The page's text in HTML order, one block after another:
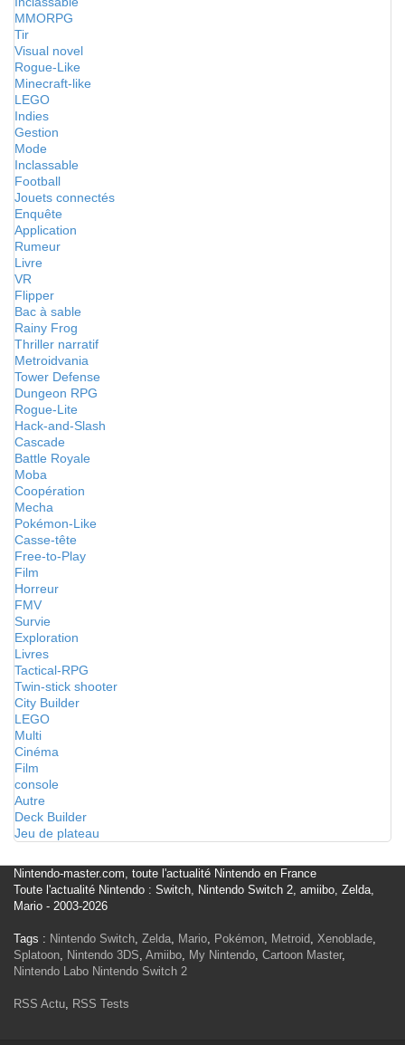
MMORPG
Tir
Visual novel
Rogue-Like
Minecraft-like
LEGO
Indies
Gestion
Mode
Inclassable
Football
Jouets connectés
Enquête
Application
Rumeur
Livre
VR
Flipper
Bac à sable
Rainy Frog
Thriller narratif
Metroidvania
Tower Defense
Dungeon RPG
Rogue-Lite
Hack-and-Slash
Cascade
Battle Royale
Moba
Coopération
Mecha
Pokémon-Like
Casse-tête
Free-to-Play
Film
Horreur
FMV
Survie
Exploration
Livres
Tactical-RPG
Twin-stick shooter
City Builder
LEGO
Multi
Cinéma
Film
console
Autre
Deck Builder
Jeu de plateau
Nintendo-master.com, toute l'actualité Nintendo en France
Toute l'actualité Nintendo : Switch, Nintendo Switch 2, amiibo, Zelda,
Mario - 2003-2026
Tags : Nintendo Switch, Zelda, Mario, Pokémon, Metroid, Xenoblade,
Splatoon, Nintendo 3DS, Amiibo, My Nintendo, Cartoon Master,
Nintendo Labo Nintendo Switch 2
RSS Actu, RSS Tests